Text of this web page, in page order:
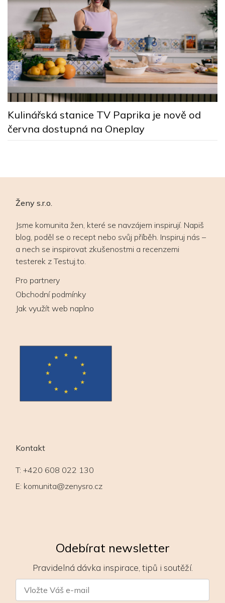
Kulinářská stanice TV Paprika je nově od
června dostupná na Oneplay
Ženy s.r.o.
Jsme komunita žen, které se navzájem inspirují. Napiš
blog, poděl se o recept nebo svůj příběh. Inspiruj nás –
a nech se inspirovat zkušenostmi a recenzemi
testerek z Testuj.to.
Pro partnery
Obchodní podmínky
Jak využít web naplno
Kontakt
T: +420 608 022 130
E: komunita@zenysro.cz
Odebírat newsletter
Pravidelná dávka inspirace, tipů i soutěží.